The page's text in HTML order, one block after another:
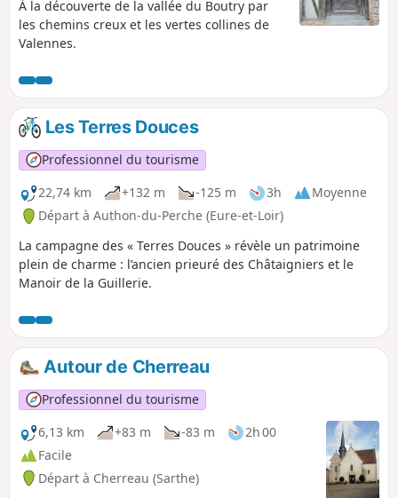
À la découverte de la vallée du Boutry par
les chemins creux et les vertes collines de
Valennes.
Les Terres Douces
Professionnel du tourisme
22,74 km
+132 m -125 m 3h
Moyenne
Départ à Authon-du-Perche (Eure-et-Loir)
La campagne des « Terres Douces » révèle un patrimoine
plein de charme : l’ancien prieuré des Châtaigniers et le
Manoir de la Guillerie.
Autour de Cherreau
Professionnel du tourisme
6,13 km
+83 m -83 m
2h 00
Facile
Départ à Cherreau (Sarthe)